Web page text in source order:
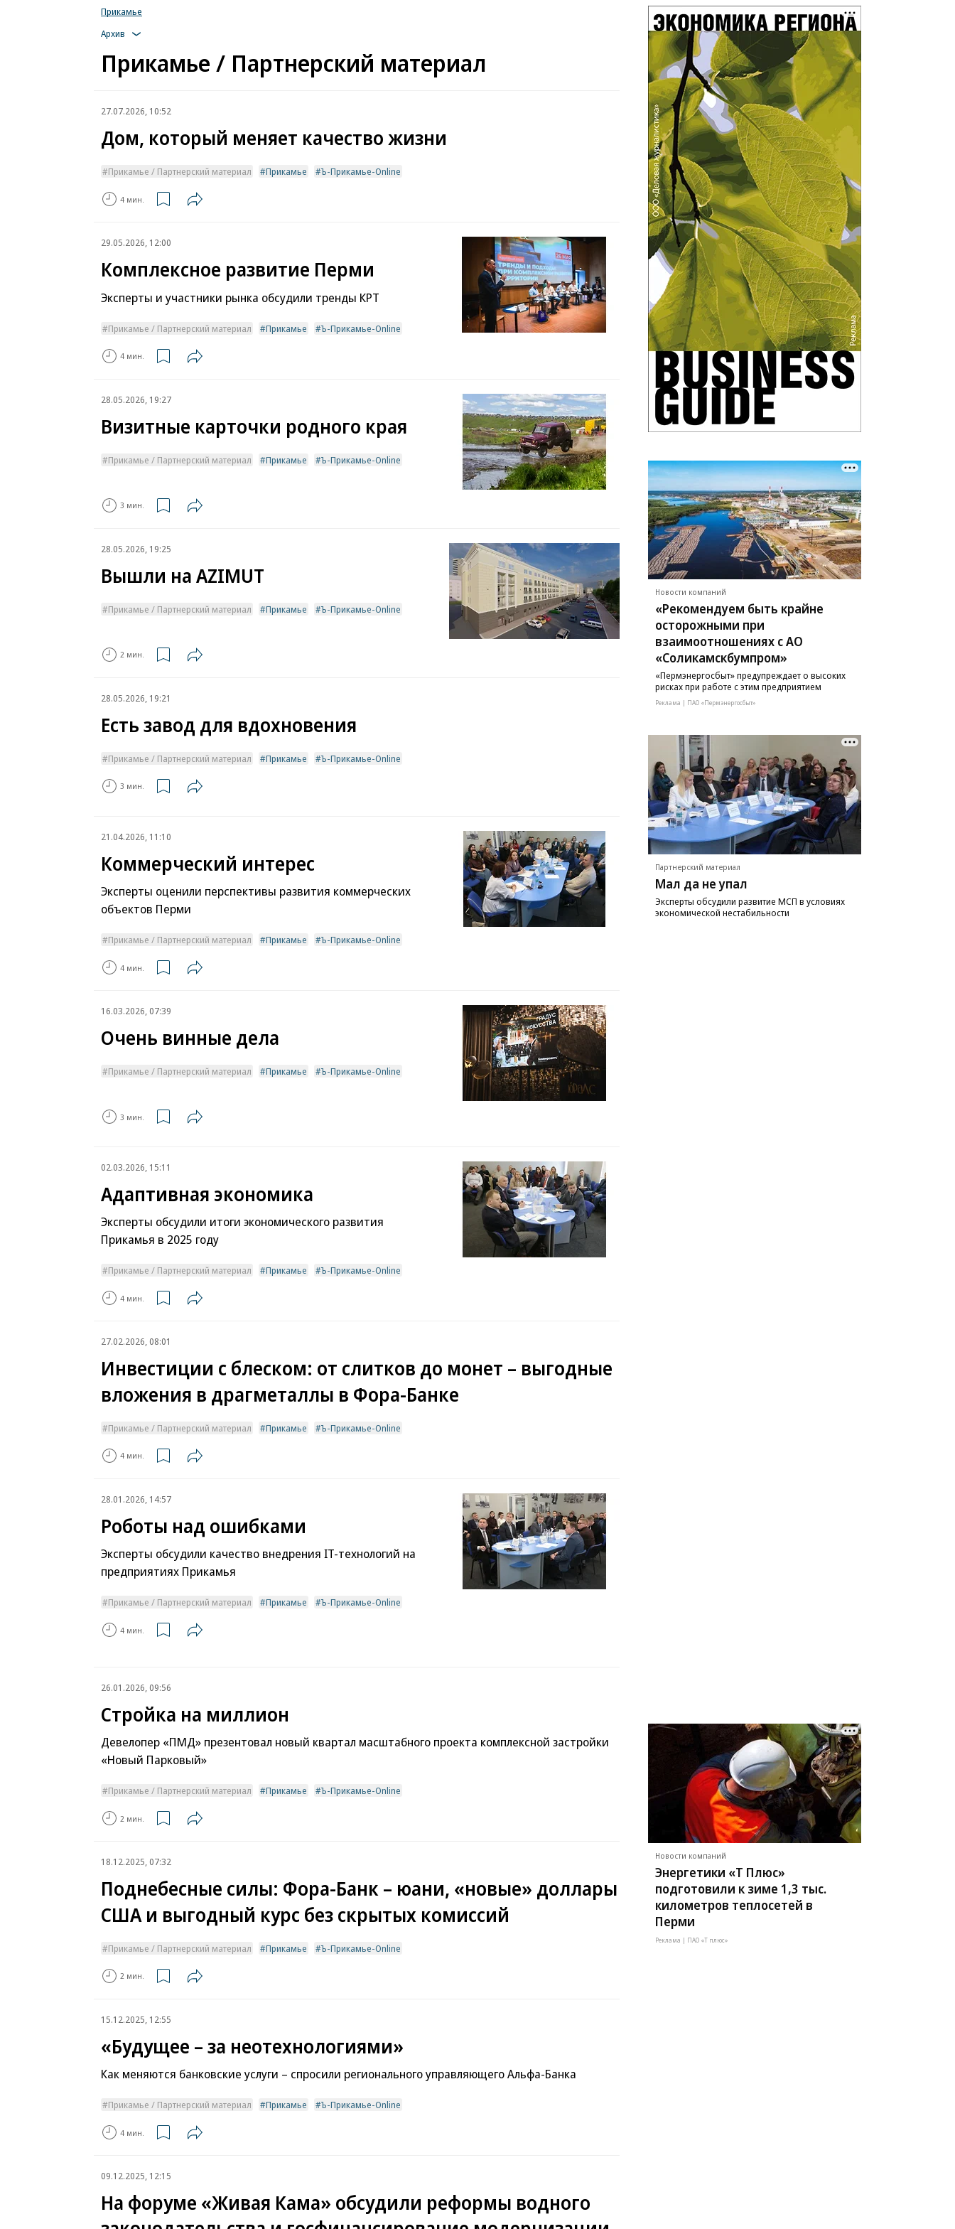
Прикамье
Архив
Прикамье / Партнерский материал
27.07.2026, 10:52
Дом, который меняет качество жизни
Прикамье / Партнерский материал Прикамье Ъ-Прикамье-Online
4 мин.
29.05.2026, 12:00
Комплексное развитие Перми
Эксперты и участники рынка обсудили тренды КРТ
Прикамье / Партнерский материал Прикамье Ъ-Прикамье-Online
4 мин.
28.05.2026, 19:27
Визитные карточки родного края
Прикамье / Партнерский материал Прикамье Ъ-Прикамье-Online
3 мин.
28.05.2026, 19:25
Вышли на AZIMUT
Прикамье / Партнерский материал Прикамье Ъ-Прикамье-Online
2 мин.
28.05.2026, 19:21
Есть завод для вдохновения
Прикамье / Партнерский материал Прикамье Ъ-Прикамье-Online
3 мин.
21.04.2026, 11:10
Коммерческий интерес
Эксперты оценили перспективы развития коммерческих
объектов Перми
Прикамье / Партнерский материал Прикамье Ъ-Прикамье-Online
4 мин.
16.03.2026, 07:39
Очень винные дела
Прикамье / Партнерский материал Прикамье Ъ-Прикамье-Online
3 мин.
02.03.2026, 15:11
Адаптивная экономика
Эксперты обсудили итоги экономического развития
Прикамья в 2025 году
Прикамье / Партнерский материал Прикамье Ъ-Прикамье-Online
4 мин.
27.02.2026, 08:01
Инвестиции с блеском: от слитков до монет – выгодные
вложения в драгметаллы в Фора-Банке
Прикамье / Партнерский материал Прикамье Ъ-Прикамье-Online
4 мин.
28.01.2026, 14:57
Роботы над ошибками
Эксперты обсудили качество внедрения IT-технологий на
предприятиях Прикамья
Прикамье / Партнерский материал Прикамье Ъ-Прикамье-Online
4 мин.
Новости компаний
«Рекомендуем быть крайне
осторожными при
взаимоотношениях с АО
«Соликамскбумпром»
«Пермэнергосбыт» предупреждает о высоких
рисках при работе с этим предприятием
Реклама | ПАО «Пермэнергосбыт»
Партнерский материал
Мал да не упал
Эксперты обсудили развитие МСП в условиях
экономической нестабильности
26.01.2026, 09:56
Стройка на миллион
Девелопер «ПМД» презентовал новый квартал масштабного проекта комплексной застройки
«Новый Парковый»
Прикамье / Партнерский материал Прикамье Ъ-Прикамье-Online
2 мин.
18.12.2025, 07:32
Поднебесные силы: Фора-Банк – юани, «новые» доллары
США и выгодный курс без скрытых комиссий
Прикамье / Партнерский материал Прикамье Ъ-Прикамье-Online
2 мин.
15.12.2025, 12:55
«Будущее – за неотехнологиями»
Как меняются банковские услуги – спросили регионального управляющего Альфа-Банка
Прикамье / Партнерский материал Прикамье Ъ-Прикамье-Online
4 мин.
09.12.2025, 12:15
На форуме «Живая Кама» обсудили реформы водного
Новости компаний
Энергетики «Т Плюс»
подготовили к зиме 1,3 тыс.
километров теплосетей в
Перми
Реклама | ПАО «Т плюс»